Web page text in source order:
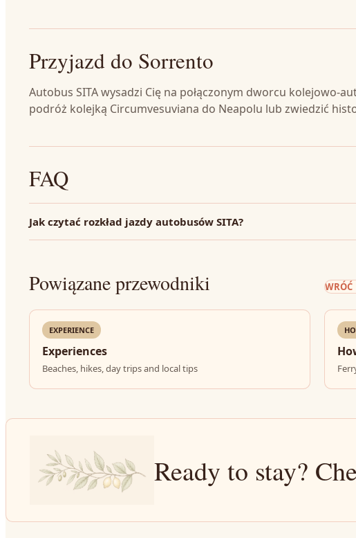
Przyjazd do Sorrento
Autobus SITA wysadzi Cię na połączonym dworcu kolejowo-
podróż kolejką Circumvesuviana do Neapolu lub zwiedzić
FAQ
Jak czytać rozkład jazdy autobusów SITA?
Powiązane przewodniki WRÓĆ
EXPERIENCE
Experiences
Beaches, hikes, day trips and local tips
Ready to stay?